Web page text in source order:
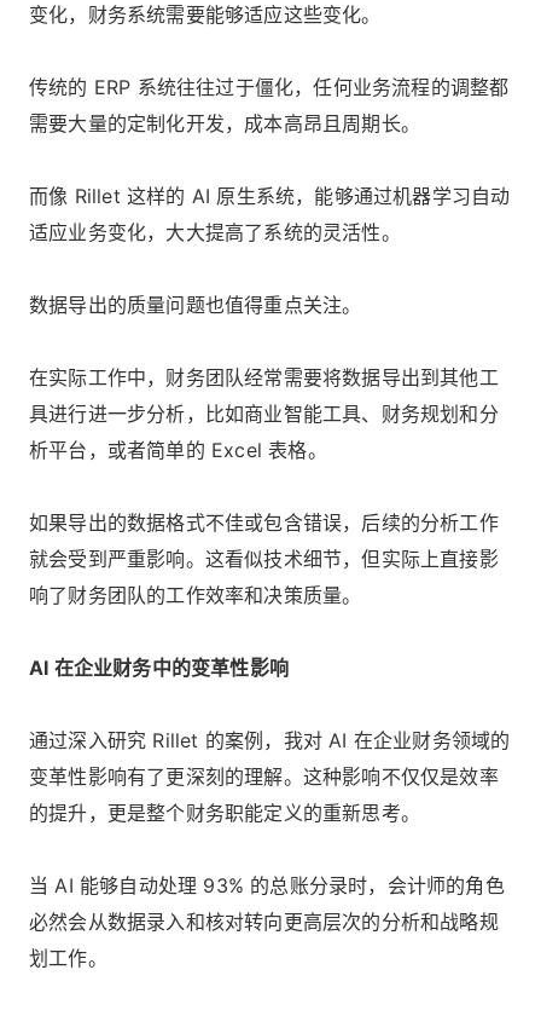
变化，财务系统需要能够适应这些变化。
传统的 ERP 系统往往过于僵化，任何业务流程的调整都
需要大量的定制化开发，成本高昂且周期长。
而像 Rillet 这样的 AI 原生系统，能够通过机器学习自动
适应业务变化，大大提高了系统的灵活性。
数据导出的质量问题也值得重点关注。
在实际工作中，财务团队经常需要将数据导出到其他工
具进行进一步分析，比如商业智能工具、财务规划和分
析平台，或者简单的 Excel 表格。
如果导出的数据格式不佳或包含错误，后续的分析工作
就会受到严重影响。这看似技术细节，但实际上直接影
响了财务团队的工作效率和决策质量。
AI 在企业财务中的变革性影响
通过深入研究 Rillet 的案例，我对 AI 在企业财务领域的
变革性影响有了更深刻的理解。这种影响不仅仅是效率
的提升，更是整个财务职能定义的重新思考。
当 AI 能够自动处理 93% 的总账分录时，会计师的角色
必然会从数据录入和核对转向更高层次的分析和战略规
划工作。